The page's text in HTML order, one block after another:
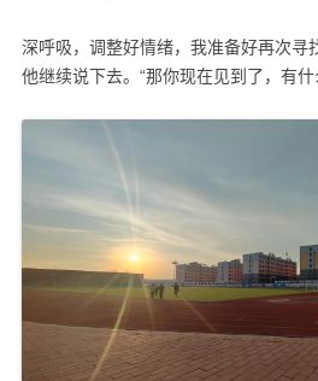
深呼吸，调整好情绪，我准备好再次寻
他继续说下去。“那你现在见到了，有